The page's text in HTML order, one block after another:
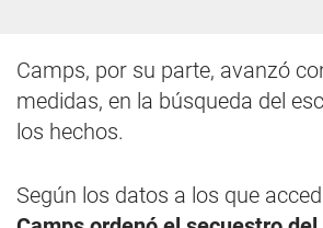
Camps, por su parte, avanzó
medidas, en la búsqueda del
los hechos.
Según los datos a los que